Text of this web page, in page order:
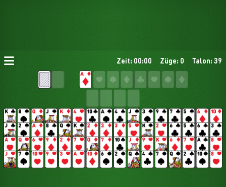
Zeit: 00:00 Züge: 0 Talon: 39